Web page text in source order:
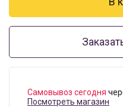
Самовывоз сегодня
Посмотреть магазин